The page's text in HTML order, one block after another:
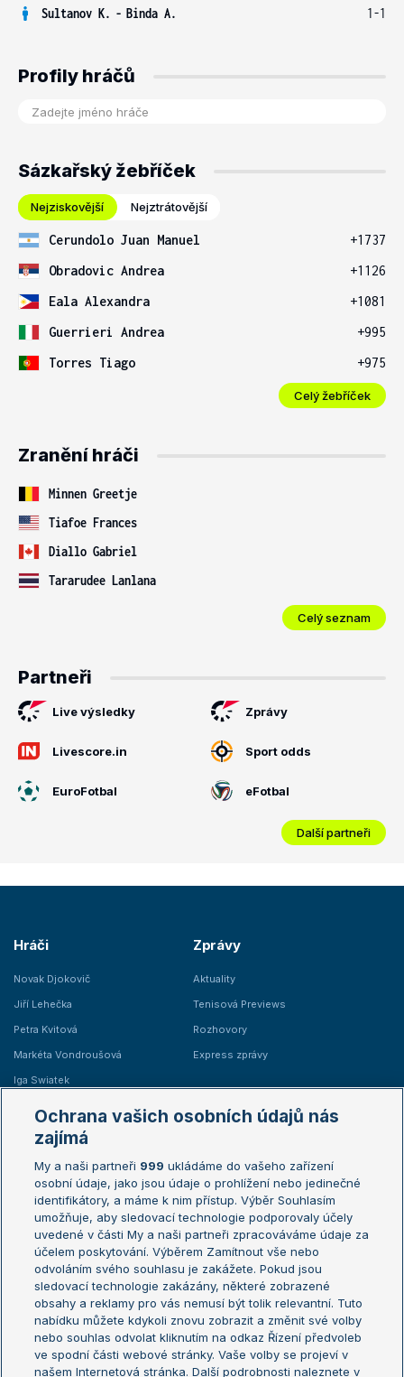
Sultanov K. - Binda A. 1-1
Profily hráčů
Sázkařský žebříček
Nejziskovější Nejztrátovější
Cerundolo Juan Manuel
+1737
Obradovic Andrea
+1126
Eala Alexandra
+1081
Guerrieri Andrea
+995
Torres Tiago
+975
Celý žebříček
Zranění hráči
Minnen Greetje
Tiafoe Frances
Diallo Gabriel
Tararudee Lanlana
Celý seznam
Partneři
Live výsledky Zprávy
Livescore.in Sport odds
EuroFotbal eFotbal
Další partneři
Hráči
Novak Djokovič
Jiří Lehečka
Petra Kvitová
Markéta Vondroušová
Iga Swiatek
Zprávy
Aktuality
Tenisová Previews
Rozhovory
Express zprávy
Žebříčky
Žebříček ATP (muži)
Žebříček WTA (ženy)
Sázkařský žebříček
Australian Open
French Open
Wimbledon
US Open
Turnaj mistrů
Turnaj mistryň
Aktualní trendy
Fotbalové přestupy
Ochrana vašich osobních údajů nás
zajímá
My a naši partneři 999 ukládáme do vašeho zařízení
osobní údaje, jako jsou údaje o prohlížení nebo jedinečné
identifikátory, a máme k nim přístup. Výběr Souhlasím
umožňuje, aby sledovací technologie podporovaly účely
uvedené v části My a naši partneři zpracováváme údaje za
účelem poskytování. Výběrem Zamítnout vše nebo
odvoláním svého souhlasu je zakážete. Pokud jsou
sledovací technologie zakázány, některé zobrazené
obsahy a reklamy pro vás nemusí být tolik relevantní. Tuto
nabídku můžete kdykoli znovu zobrazit a změnit své volby
nebo souhlas odvolat kliknutím na odkaz Řízení předvoleb
ve spodní části webové stránky. Vaše volby se projeví v
našem Internetová stránka. Další podrobnosti naleznete v